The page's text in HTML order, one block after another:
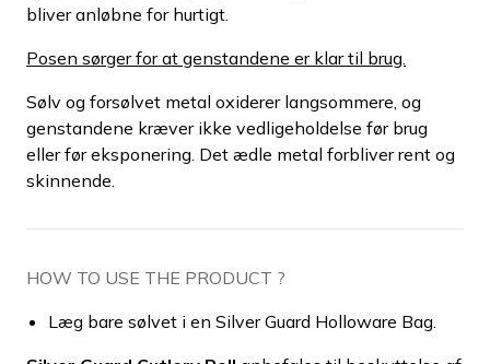
bliver anløbne for hurtigt.
Posen sørger for at genstandene er klar til brug.
Sølv og forsølvet metal oxiderer langsommere, og
genstandene kræver ikke vedligeholdelse før brug
eller før eksponering. Det ædle metal forbliver rent og
skinnende.
HOW TO USE THE PRODUCT ?
Læg bare sølvet i en Silver Guard Holloware Bag.